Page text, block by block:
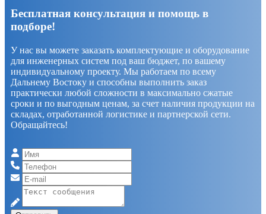
Бесплатная консультация и помощь в
подборе!
У нас вы можете заказать комплектующие и оборудование
для инженерных систем под ваш бюджет, по вашему
индивидуальному проекту. Мы работаем по всему
Дальнему Востоку и способны выполнить заказ
практически любой сложности в максимально сжатые
сроки и по выгодным ценам, за счет наличия продукции на
складах, отработанной логистике и партнерской сети.
Обращайтесь!